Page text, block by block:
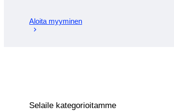
Aloita myyminen
Selaile kategorioitamme